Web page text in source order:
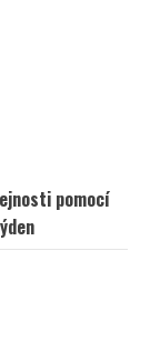
pomocí